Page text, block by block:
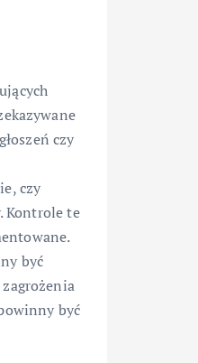
czy
czy
Kontrole te
być
być